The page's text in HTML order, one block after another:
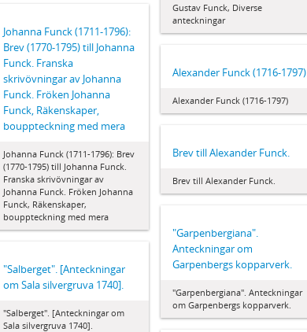
Gustav Funck, Diverse
anteckningar
Johanna Funck (1711-1796):
Brev (1770-1795) till Johanna
Funck. Franska
skrivövningar av Johanna
Funck. Fröken Johanna
Funck, Räkenskaper,
bouppteckning med mera
Johanna Funck (1711-1796): Brev
(1770-1795) till Johanna Funck.
Franska skrivövningar av
Johanna Funck. Fröken Johanna
Funck, Räkenskaper,
bouppteckning med mera
Alexander Funck (1716-1797)
Alexander Funck (1716-1797)
Brev till Alexander Funck.
Brev till Alexander Funck.
"Garpenbergiana".
Anteckningar om
Garpenbergs kopparverk.
"Garpenbergiana". Anteckningar
om Garpenbergs kopparverk.
"Salberget". [Anteckningar
om Sala silvergruva 1740].
"Salberget". [Anteckningar om
Sala silvergruva 1740].